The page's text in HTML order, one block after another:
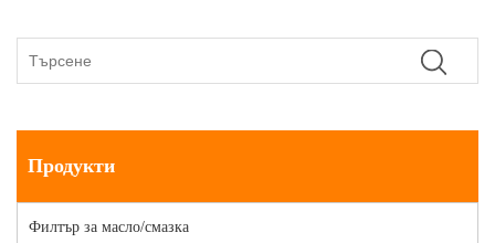
Продукти
Филтър за масло/смазка